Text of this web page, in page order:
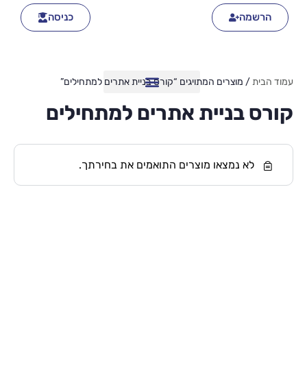
הרשמה כניסה
עמוד הבית/ מוצרים המתויגים “קורס בניית אתרים למתחילים”
קורס בניית אתרים למתחילים
לא נמצאו מוצרים התואמים את בחירתך.